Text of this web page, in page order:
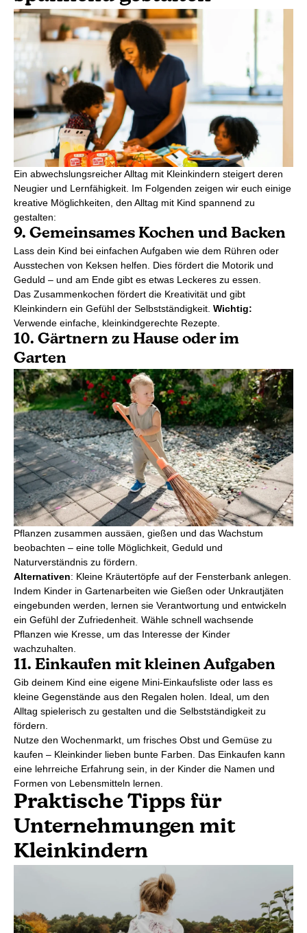
Ein abwechslungsreicher Alltag mit Kleinkindern steigert deren
Neugier und Lernfähigkeit. Im Folgenden zeigen wir euch einige
kreative Möglichkeiten, den Alltag mit Kind spannend zu
gestalten:
9. Gemeinsames Kochen und Backen
Lass dein Kind bei einfachen Aufgaben wie dem Rühren oder
Ausstechen von Keksen helfen. Dies fördert die Motorik und
Geduld – und am Ende gibt es etwas Leckeres zu essen.
Das Zusammenkochen fördert die Kreativität und gibt
Kleinkindern ein Gefühl der Selbstständigkeit. Wichtig:
Verwende einfache, kleinkindgerechte Rezepte.
10. Gärtnern zu Hause oder im
Garten
Pflanzen zusammen aussäen, gießen und das Wachstum
beobachten – eine tolle Möglichkeit, Geduld und
Naturverständnis zu fördern.
Alternativen: Kleine Kräutertöpfe auf der Fensterbank anlegen.
Indem Kinder in Gartenarbeiten wie Gießen oder Unkrautjäten
eingebunden werden, lernen sie Verantwortung und entwickeln
ein Gefühl der Zufriedenheit. Wähle schnell wachsende
Pflanzen wie Kresse, um das Interesse der Kinder
wachzuhalten.
11. Einkaufen mit kleinen Aufgaben
Gib deinem Kind eine eigene Mini-Einkaufsliste oder lass es
kleine Gegenstände aus den Regalen holen. Ideal, um den
Alltag spielerisch zu gestalten und die Selbstständigkeit zu
fördern.
Nutze den Wochenmarkt, um frisches Obst und Gemüse zu
kaufen – Kleinkinder lieben bunte Farben. Das Einkaufen kann
eine lehrreiche Erfahrung sein, in der Kinder die Namen und
Formen von Lebensmitteln lernen.
Praktische Tipps für
Unternehmungen mit
Kleinkindern